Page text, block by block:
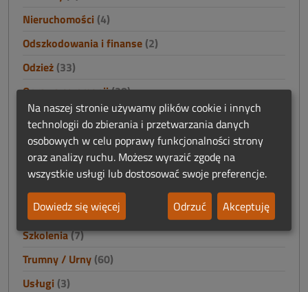
Nieruchomości (4)
Odszkodowania i finanse (2)
Odzież (33)
Oprawa ceremonii(28)
Oprogramowanie funeralne (4)
Poligrafia funeralna(19)
Praca(59)
Reklama(12)
Szkolenia(7)
Trumny / Urny (60)
Usługi (3)
Na naszej stronie używamy plików cookie i innych
technologii do zbierania i przetwarzania danych
osobowych w celu poprawy funkcjonalności strony
oraz analizy ruchu. Możesz wyrazić zgodę na
wszystkie usługi lub dostosować swoje preferencje.
Dowiedz się więcej
Odrzuć Akceptuję